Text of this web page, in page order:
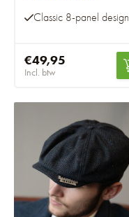
Classic 8-panel design
€49,95
Incl. btw